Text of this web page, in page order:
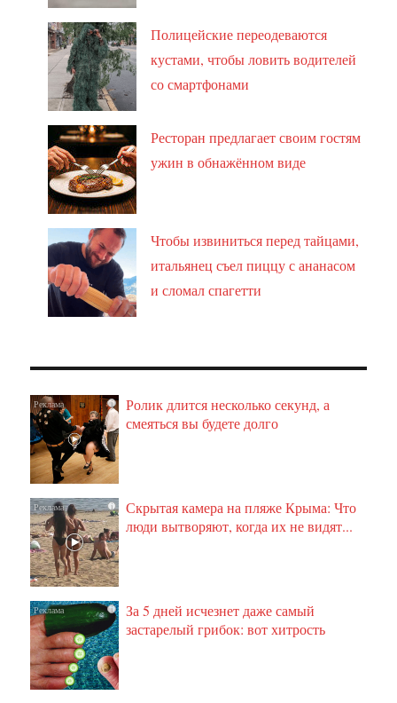
Полицейские переодеваются
кустами, чтобы ловить водителей
со смартфонами
Ресторан предлагает своим гостям
ужин в обнажённом виде
Чтобы извиниться перед тайцами,
итальянец съел пиццу с ананасом
и сломал спагетти
i
Ролик длится несколько секунд, а
смеяться вы будете долго
i
Скрытая камера на пляже Крыма: Что
люди вытворяют, когда их не видят...
i
За 5 дней исчезнет даже самый
застарелый грибок: вот хитрость